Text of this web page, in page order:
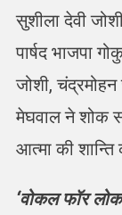
सुशीला देवी
पार्षद भाजपा
जोशी,
मेघवाल ने शोक
आत्मा की शान्ति
‘वोकल फॉर